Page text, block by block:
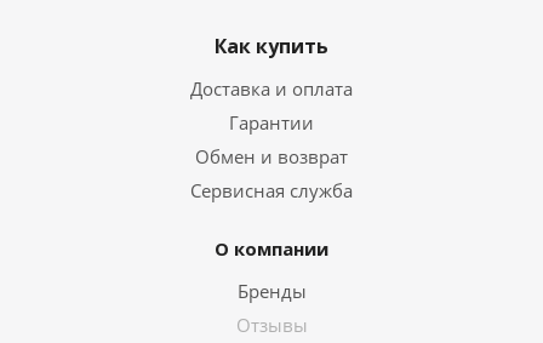
Как купить
Доставка и оплата
Гарантии
Обмен и возврат
Сервисная служба
О компании
Бренды
Отзывы